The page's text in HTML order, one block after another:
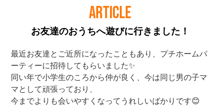
ARTICLE
お友達のおうちへ遊びに行きました！